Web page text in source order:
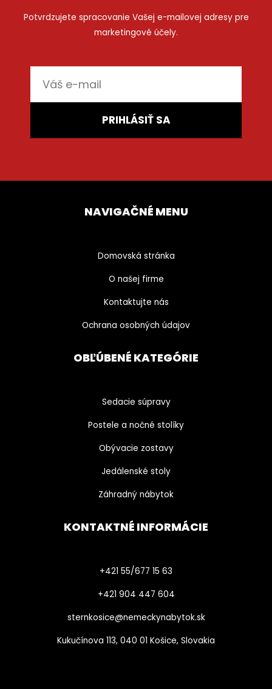
Potvrdzujete spracovanie Vašej e-mailovej adresy pre
marketingové účely.
mail
PRIHLÁSIŤ SA
NAVIGAČNÉ MENU
Domovská stránka
O našej firme
Kontaktujte nás
Ochrana osobných údajov
OBĽÚBENÉ KATEGÓRIE
Sedacie súpravy
Postele a nočné stolíky
Obývacie zostavy
Jedálenské stoly
Záhradný nábytok
KONTAKTNÉ INFORMÁCIE
+421 55/677 15 63
+421 904 447 604​
sternkosice@nemeckynabytok.sk
Kukučínova 113, 040 01 Košice, Slovakia